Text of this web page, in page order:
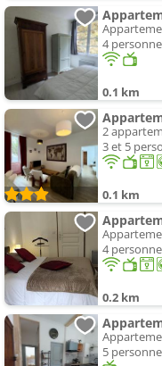
4
0.1 km
2
3 et 5
0.1 km
4
0.2 km
5